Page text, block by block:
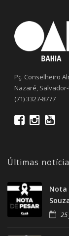
Pç. Conselheiro
Nazaré,
(71) 3327-8777
Últimas
Nota
25